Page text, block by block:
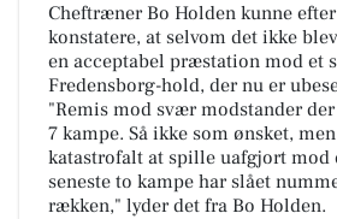
Cheftræner Bo Holden kunne
konstatere, at selvom det ikke
en acceptabel præstation mod et
Fredensborg-hold, der nu er
"Remis mod svær modstander
7 kampe. Så ikke som ønsket,
katastrofalt at spille uafgjort mod
seneste to kampe har slået
rækken," lyder det fra Bo Holden.